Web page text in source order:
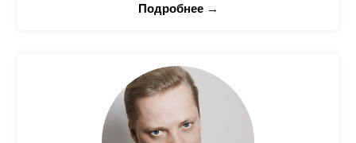
Подробнее →